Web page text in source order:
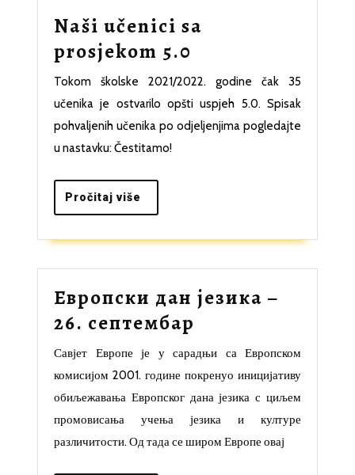
Naši učenici sa
prosjekom 5.0
učenici
sa
prosjekom
Tokom školske 2021/2022. godine čak 35
učenika je ostvarilo opšti uspjeh 5.0. Spisak
pohvaljenih učenika po odjeljenjima pogledajte
u nastavku: Čestitamo!
Pročitaj više
više
Европски дан језика –
26. септембар
дан
језика
–
26.
септембар
Савјет Европе је у сарадњи са Европском
комисијом 2001. године покренуо иницијативу
обиљежавања Европског дана језика с циљем
промовисања учења језика и културе
различитости. Од тада се широм Европе овај